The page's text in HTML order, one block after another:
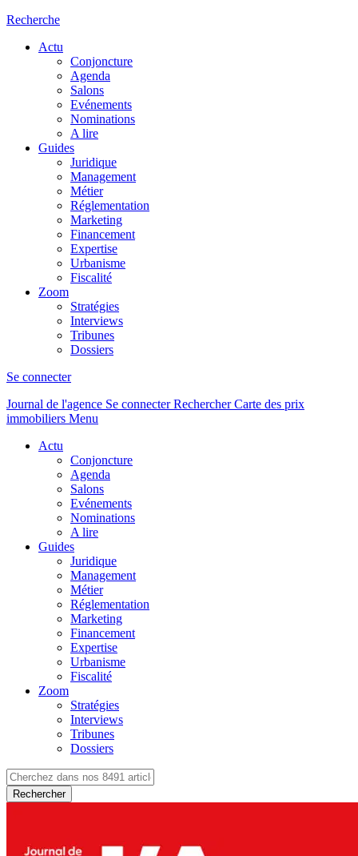
Recherche
Actu
Conjoncture
Agenda
Salons
Evénements
Nominations
A lire
Guides
Juridique
Management
Métier
Réglementation
Marketing
Financement
Expertise
Urbanisme
Fiscalité
Zoom
Stratégies
Interviews
Tribunes
Dossiers
Se connecter
Journal de l'agence Se connecterRechercher Carte des prix
immobiliers Menu
Actu
Conjoncture
Agenda
Salons
Evénements
Nominations
A lire
Guides
Juridique
Management
Métier
Réglementation
Marketing
Financement
Expertise
Urbanisme
Fiscalité
Zoom
Stratégies
Interviews
Tribunes
Dossiers
Rechercher